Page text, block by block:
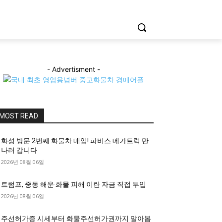
- Advertisment -
READ
화성 방문 2번째 화물차 매입! 파비스 메가트럭 만
나러 갑니다
2026년 08월 06일
트럼프, 중동 해운·화물 피해 이란 자금 직접 투입
2026년 08월 06일
주선허가증 시세부터 화물주선허가권까지 알아봅